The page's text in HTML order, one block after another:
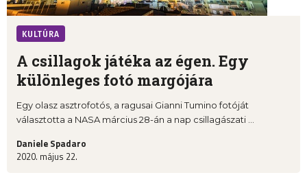
KULTÚRA
A csillagok játéka az égen. Egy
különleges fotó margójára
Egy olasz asztrofotós, a ragusai Gianni Tumino fotóját
választotta a NASA március 28-án a nap csillagászati ...
Daniele Spadaro
2020. május 22.